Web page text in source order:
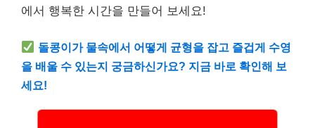
에서 행복한 시간을 만들어 보세요!
돌콩이가 물속에서 어떻게 균형을 잡고 즐겁게 수영
을 배울 수 있는지 궁금하신가요? 지금 바로 확인해 보
세요!